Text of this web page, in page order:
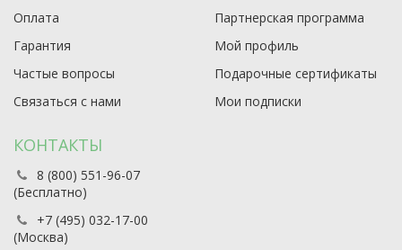
Оплата
Гарантия
Частые вопросы
Связаться с нами
Партнерская программа
Мой профиль
Подарочные сертификаты
Мои подписки
КОНТАКТЫ
8 (800) 551-96-07
(Бесплатно)
+7 (495) 032-17-00
(Москва)